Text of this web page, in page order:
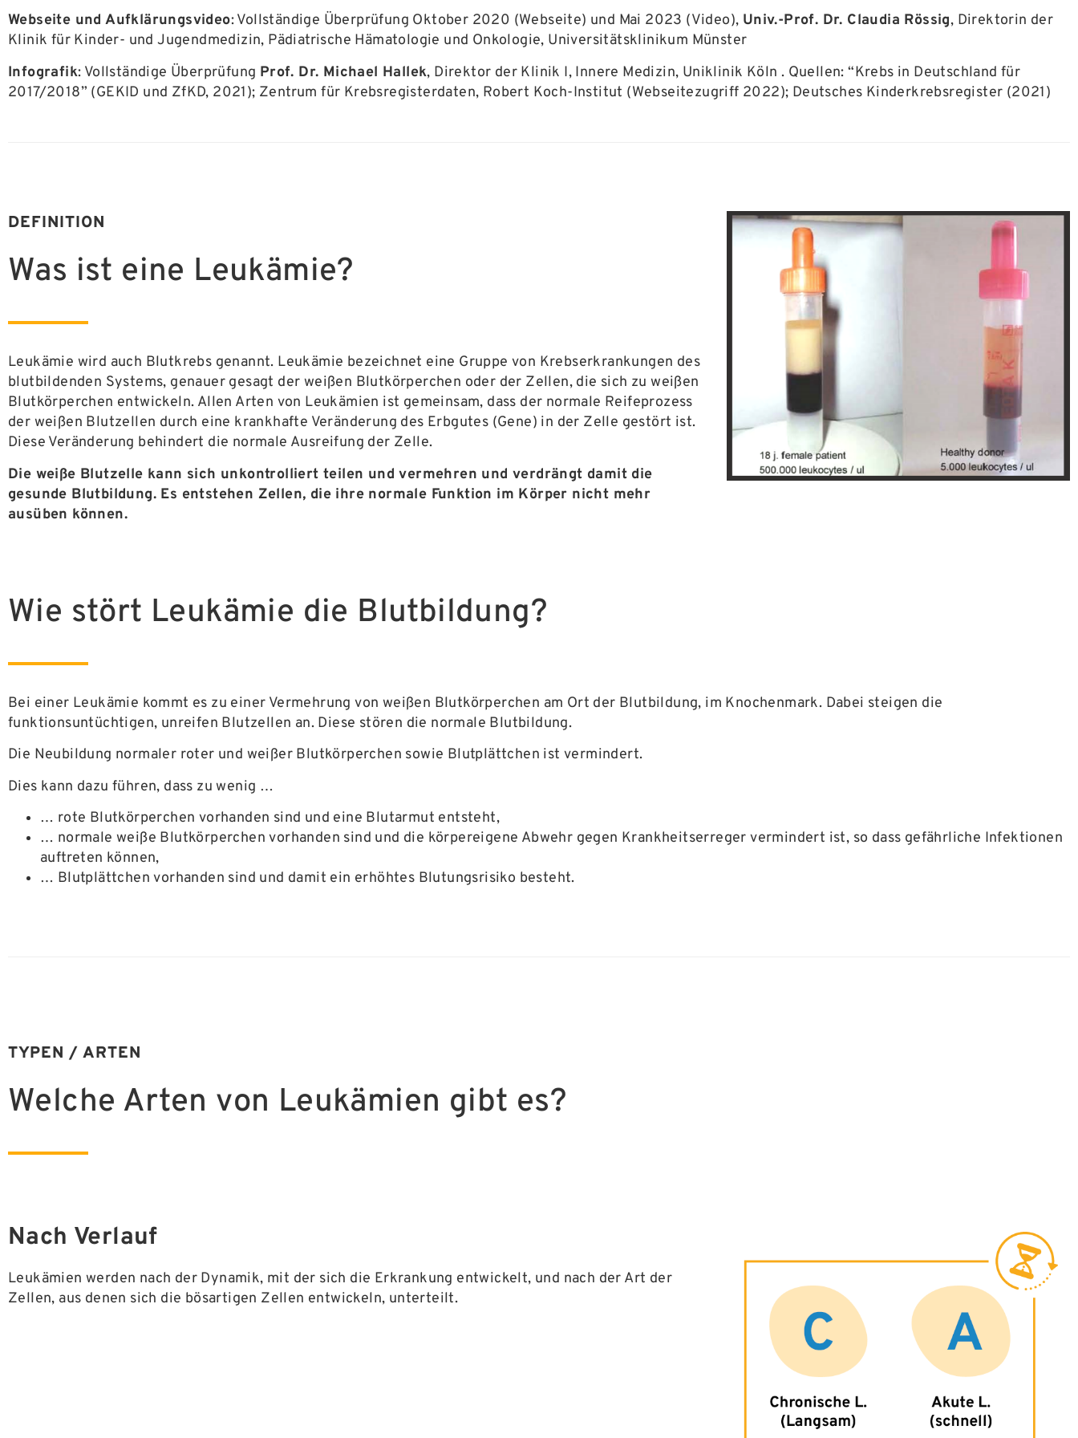
Webseite und Aufklärungsvideo: Vollständige Überprüfung Oktober 2020 (Webseite) und Mai 2023 (Video), Univ.-Prof. Dr. Claudia Rössig, Direktorin der
Klinik für Kinder- und Jugendmedizin, Pädiatrische Hämatologie und Onkologie, Universitätsklinikum Münster
Infografik: Vollständige Überprüfung Prof. Dr. Michael Hallek, Direktor der Klinik I, Innere Medizin, Uniklinik Köln . Quellen: “Krebs in Deutschland für
2017/2018” (GEKID und ZfKD, 2021); Zentrum für Krebsregisterdaten, Robert Koch-Institut (Webseitezugriff 2022); Deutsches Kinderkrebsregister (2021)
DEFINITION
Was ist eine Leukämie?
Leukämie wird auch Blutkrebs genannt. Leukämie bezeichnet eine Gruppe von Krebserkrankungen des
blutbildenden Systems, genauer gesagt der weißen Blutkörperchen oder der Zellen, die sich zu weißen
Blutkörperchen entwickeln. Allen Arten von Leukämien ist gemeinsam, dass der normale Reifeprozess
der weißen Blutzellen durch eine krankhafte Veränderung des Erbgutes (Gene) in der Zelle gestört ist.
Diese Veränderung behindert die normale Ausreifung der Zelle.
Die weiße Blutzelle kann sich unkontrolliert teilen und vermehren und verdrängt damit die
gesunde Blutbildung. Es entstehen Zellen, die ihre normale Funktion im Körper nicht mehr
ausüben können.
Wie stört Leukämie die Blutbildung?
Bei einer Leukämie kommt es zu einer Vermehrung von weißen Blutkörperchen am Ort der Blutbildung, im Knochenmark. Dabei steigen die
funktionsuntüchtigen, unreifen Blutzellen an. Diese stören die normale Blutbildung.
Die Neubildung normaler roter und weißer Blutkörperchen sowie Blutplättchen ist vermindert.
Dies kann dazu führen, dass zu wenig …
… rote Blutkörperchen vorhanden sind und eine Blutarmut entsteht,
… normale weiße Blutkörperchen vorhanden sind und die körpereigene Abwehr gegen Krankheitserreger vermindert ist, so dass gefährliche Infektionen
auftreten können,
… Blutplättchen vorhanden sind und damit ein erhöhtes Blutungsrisiko besteht.
TYPEN / ARTEN
Welche Arten von Leukämien gibt es?
Nach Verlauf
Leukämien werden nach der Dynamik, mit der sich die Erkrankung entwickelt, und nach der Art der
Zellen, aus denen sich die bösartigen Zellen entwickeln, unterteilt.